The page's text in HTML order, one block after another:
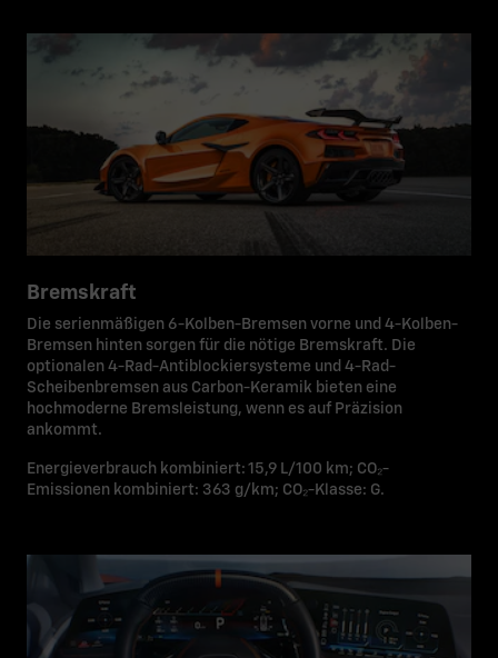
Bremskraft
Die serienmäßigen 6-Kolben-Bremsen vorne und 4-Kolben-
Bremsen hinten sorgen für die nötige Bremskraft. Die
optionalen 4-Rad-Antiblockiersysteme und 4-Rad-
Scheibenbremsen aus Carbon-Keramik bieten eine
hochmoderne Bremsleistung, wenn es auf Präzision
ankommt.
Energieverbrauch kombiniert: 15,9 L/100 km; CO₂-
Emissionen kombiniert: 363 g/km; CO₂-Klasse: G.